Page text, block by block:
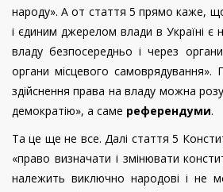
народу». А от стаття 5 прямо каже, що
і єдиним джерелом влади в Україні є
владу безпосередньо і через
органи місцевого самоврядування».
здійснення права на владу можна
демократію», а саме референдуми.
Та це ще не все. Далі стаття 5
«право визначати і змінювати
належить виключно народові і не